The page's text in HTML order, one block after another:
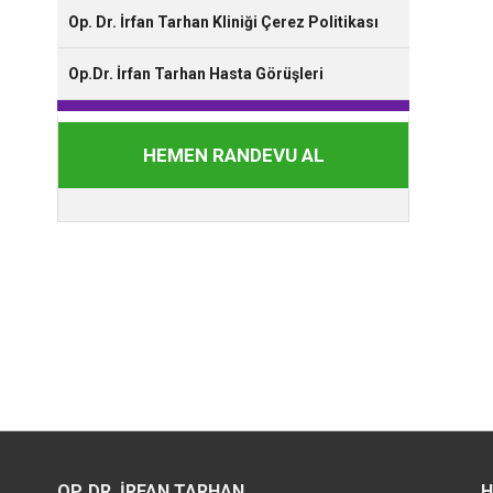
Op. Dr. İrfan Tarhan Kliniği Çerez Politikası
Op.Dr. İrfan Tarhan Hasta Görüşleri
HEMEN RANDEVU AL